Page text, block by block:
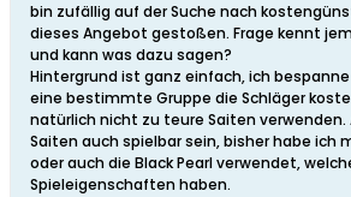
bin zufällig auf der Suche nach
dieses Angebot gestoßen. Frage kennt
und kann was dazu sagen?
Hintergrund ist ganz einfach, ich
eine bestimmte Gruppe die Schläger
natürlich nicht zu teure Saiten verwenden.
Saiten auch spielbar sein, bisher habe ich
oder auch die Black Pearl verwendet,
Spieleigenschaften haben.